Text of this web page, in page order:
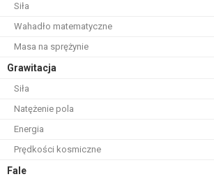
Siła
Wahadło matematyczne
Masa na sprężynie
Grawitacja
Siła
Natężenie pola
Energia
Prędkości kosmiczne
Fale